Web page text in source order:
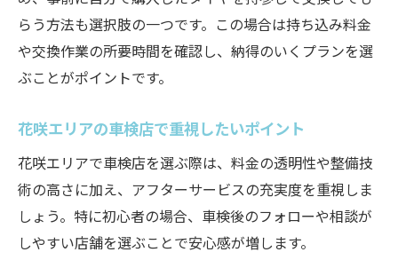
らう方法も選択肢の一つです。この場合は持ち込み料金
や交換作業の所要時間を確認し、納得のいくプランを選
ぶことがポイントです。
花咲エリアの車検店で重視したいポイント
花咲エリアで車検店を選ぶ際は、料金の透明性や整備技
術の高さに加え、アフターサービスの充実度を重視しま
しょう。特に初心者の場合、車検後のフォローや相談が
しやすい店舗を選ぶことで安心感が増します。